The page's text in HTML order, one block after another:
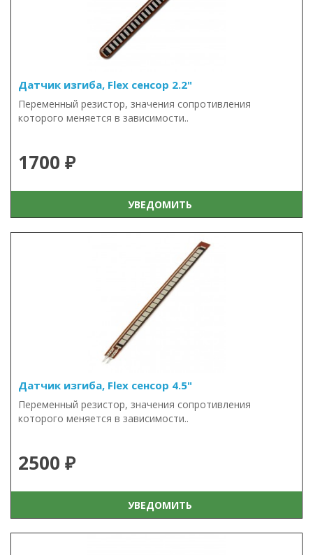
Датчик изгиба, Flex сенсор 2.2"
Переменный резистор, значения сопротивления
которого меняется в зависимости..
1700 ₽
УВЕДОМИТЬ
Датчик изгиба, Flex сенсор 4.5"
Переменный резистор, значения сопротивления
которого меняется в зависимости..
2500 ₽
УВЕДОМИТЬ